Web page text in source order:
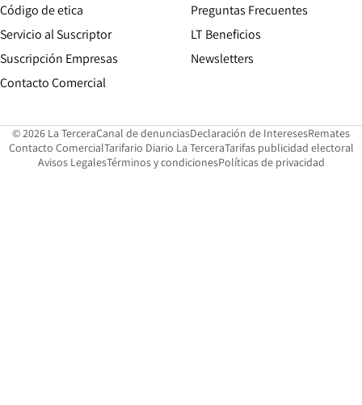
Código de etica Opens in new window
Servicio al Suscriptor
Suscripción Empresas
Contacto ComercialOpens in new window
Preguntas Frecuentes
LT Beneficios
Newsletters
© 2026 La TerceraCanal de denunciasOpens in new window
Declaración de InteresesOpens in
Remates
Contacto ComercialOpens in new window
Tarifario Diario La TerceraOpens in new window
Tarifas publicidad electoral
Avisos LegalesOpens in new window
Términos y condicionesPolíticas de privacidad